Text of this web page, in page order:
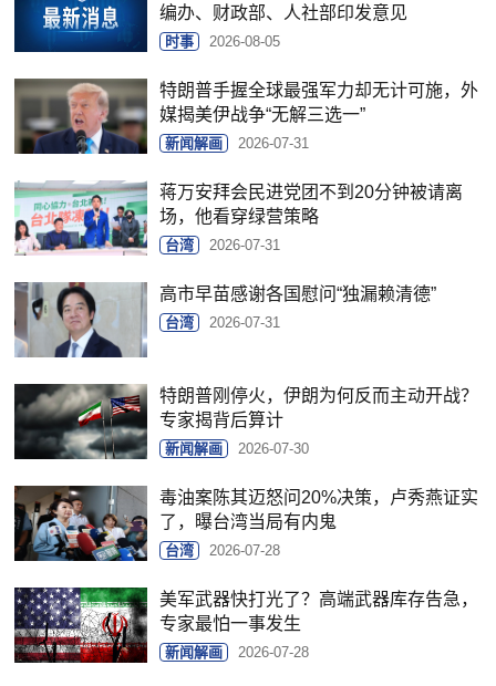
编办、财政部、人社部印发意见
时事 2026-08-05
特朗普手握全球最强军力却无计可施，外
媒揭美伊战争“无解三选一”
新闻解画 2026-07-31
蒋万安拜会民进党团不到20分钟被请离
场，他看穿绿营策略
台湾 2026-07-31
高市早苗感谢各国慰问“独漏赖清德”
台湾 2026-07-31
特朗普刚停火，伊朗为何反而主动开战？
专家揭背后算计
新闻解画 2026-07-30
毒油案陈其迈怒问20%决策，卢秀燕证实
了，曝台湾当局有内鬼
台湾 2026-07-28
美军武器快打光了？高端武器库存告急，
专家最怕一事发生
新闻解画 2026-07-28